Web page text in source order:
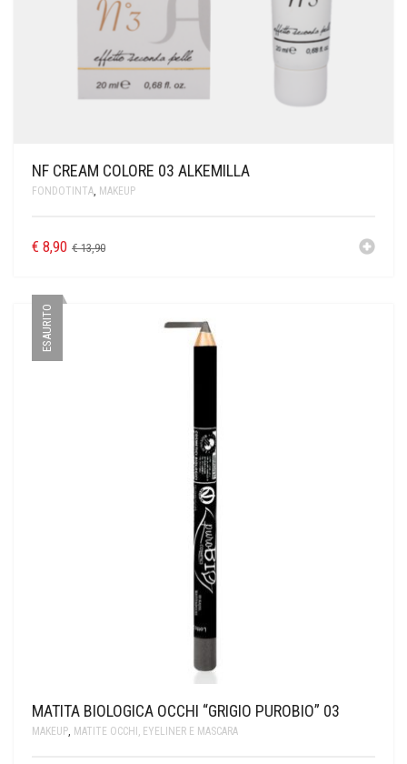
NF CREAM COLORE 03 ALKEMILLA
FONDOTINTA, MAKEUP
€13,90
€ 8,90
ESAURITO
MATITA BIOLOGICA OCCHI “GRIGIO PUROBIO” 03
MAKEUP, MATITE OCCHI, EYELINER E MASCARA